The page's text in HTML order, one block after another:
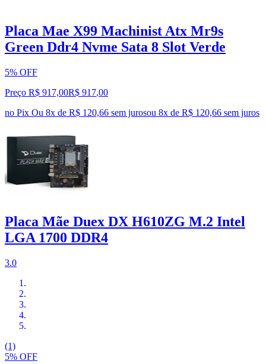
Placa Mae X99 Machinist Atx Mr9s
Green Ddr4 Nvme Sata 8 Slot Verde
5% OFF
Preço R$ 917,00R$ 917,00
no Pix Ou 8x de R$ 120,66 sem jurosou 8x de R$ 120,66 sem juros
Placa Mãe Duex DX H610ZG M.2 Intel
LGA 1700 DDR4
3.0
(1)
5% OFF